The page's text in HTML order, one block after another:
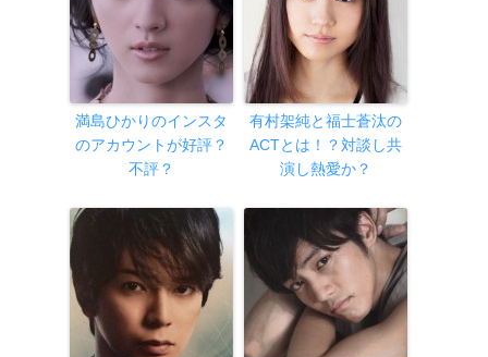
満島ひかりのインスタ
のアカウントが好評？
不評？
有村架純と福士蒼汰の
ACTとは！？対談し共
演し熱愛か？